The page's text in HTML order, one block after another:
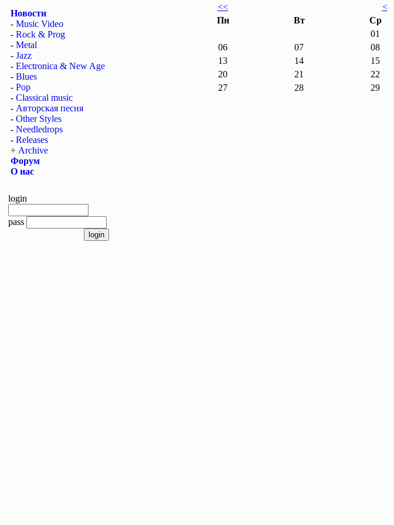
Новости
- Music Video
- Rock & Prog
- Metal
- Jazz
- Electronica & New Age
- Blues
- Pop
- Classical music
- Авторская песня
- Other Styles
- Needledrops
- Releases
÷ Archive
Форум
О нас
login
pass
<< <
Пн
Вт Ср
01
06
07 08
13
14 15
20
21 22
27
28 29